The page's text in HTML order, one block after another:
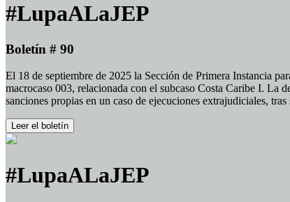
#LupaALaJEP
Boletín # 90
El 18 de septiembre de 2025 la Sección de Primera Instancia
macrocaso 003, relacionada con el subcaso Costa Caribe I.
sanciones propias en un caso de ejecuciones extrajudiciales,
Leer el boletín
#LupaALaJEP